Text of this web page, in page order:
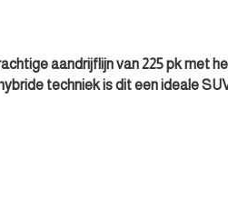
aandrijflijn van 225 pk met
techniek is dit een ideale